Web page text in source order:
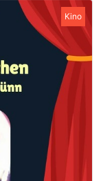
Kino